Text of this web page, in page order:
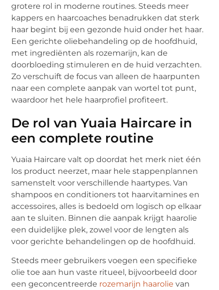
grotere rol in moderne routines. Steeds meer
kappers en haarcoaches benadrukken dat sterk
haar begint bij een gezonde huid onder het haar.
Een gerichte oliebehandeling op de hoofdhuid,
met ingrediënten als rozemarijn, kan de
doorbloeding stimuleren en de huid verzachten.
Zo verschuift de focus van alleen de haarpunten
naar een complete aanpak van wortel tot punt,
waardoor het hele haarprofiel profiteert.
De rol van Yuaia Haircare in
een complete routine
Yuaia Haircare valt op doordat het merk niet één
los product neerzet, maar hele stappenplannen
samenstelt voor verschillende haartypes. Van
shampoos en conditioners tot haarvitamines en
accessoires, alles is bedoeld om logisch op elkaar
aan te sluiten. Binnen die aanpak krijgt haarolie
een duidelijke plek, zowel voor de lengten als
voor gerichte behandelingen op de hoofdhuid.
Steeds meer gebruikers voegen een specifieke
olie toe aan hun vaste ritueel, bijvoorbeeld door
een geconcentreerde rozemarijn haarolie van